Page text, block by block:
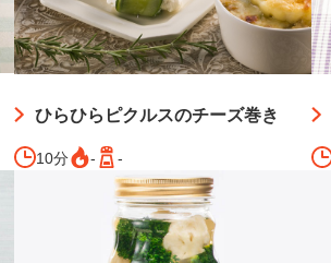
ひらひらピクルスのチーズ巻き
10分 - -